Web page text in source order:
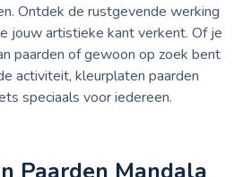
Ontdek de rustgevende werking
jouw artistieke kant verkent. Of je
paarden of gewoon op zoek bent
activiteit, kleurplaten paarden
speciaals voor iedereen.